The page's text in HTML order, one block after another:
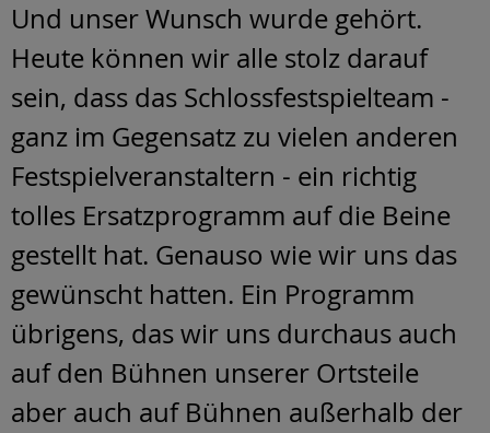
Und unser Wunsch wurde gehört.
Heute können wir alle stolz darauf
sein, dass das Schlossfestspielteam -
ganz im Gegensatz zu vielen anderen
Festspielveranstaltern - ein richtig
tolles Ersatzprogramm auf die Beine
gestellt hat. Genauso wie wir uns das
gewünscht hatten. Ein Programm
übrigens, das wir uns durchaus auch
auf den Bühnen unserer Ortsteile
aber auch auf Bühnen außerhalb der